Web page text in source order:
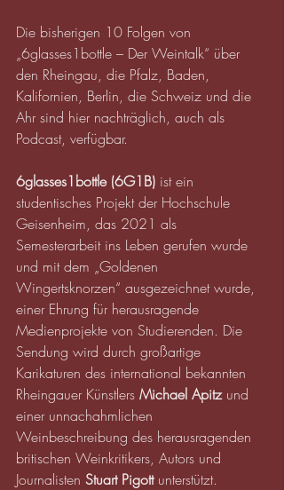
Die bisherigen 10 Folgen von
„6glasses1bottle – Der Weintalk“ über
den Rheingau, die Pfalz, Baden,
Kalifornien, Berlin, die Schweiz und die
Ahr sind hier nachträglich, auch als
Podcast, verfügbar.
6glasses1bottle (6G1B) ist ein
studentisches Projekt der Hochschule
Geisenheim, das 2021 als
Semesterarbeit ins Leben gerufen wurde
und mit dem „Goldenen
Wingertsknorzen“ ausgezeichnet wurde,
einer Ehrung für herausragende
Medienprojekte von Studierenden. Die
Sendung wird durch großartige
Karikaturen des international bekannten
Rheingauer Künstlers Michael Apitz und
einer unnachahmlichen
Weinbeschreibung des herausragenden
britischen Weinkritikers, Autors und
Journalisten Stuart Pigott unterstützt.